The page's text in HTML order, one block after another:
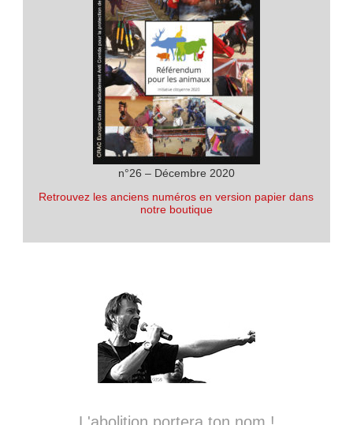
n°26 – Décembre 2020
Retrouvez les anciens numéros en version papier dans
notre boutique